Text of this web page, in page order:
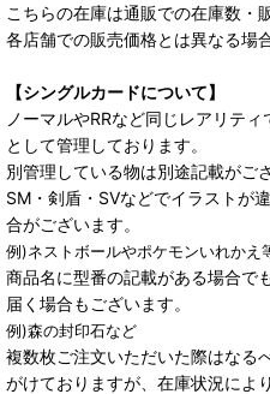
こちらの在庫は通販での在庫数・
各店舗での販売価格とは異なる場
【シングルカードについて】
ノーマルやRRなど同じレアリテ
として管理しております。
別管理している物は別途記載がご
SM・剣盾・SVなどでイラストが
合がございます。
例)ネストボールやポケモンいれかえ
商品名に型番の記載がある場合で
届く場合もございます。
例)森の封印石など
複数枚ご注文いただいた際はなる
がけておりますが、在庫状況によ